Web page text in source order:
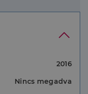
minőségű,
2016
Nincs megadva